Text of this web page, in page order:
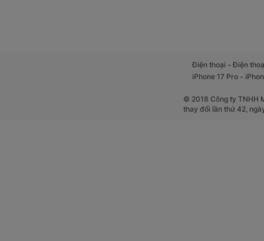
Điện thoại -Điện
iPhone 17 Pro -
© 2018 Công ty TNHH
thay đổi lần thứ 42,